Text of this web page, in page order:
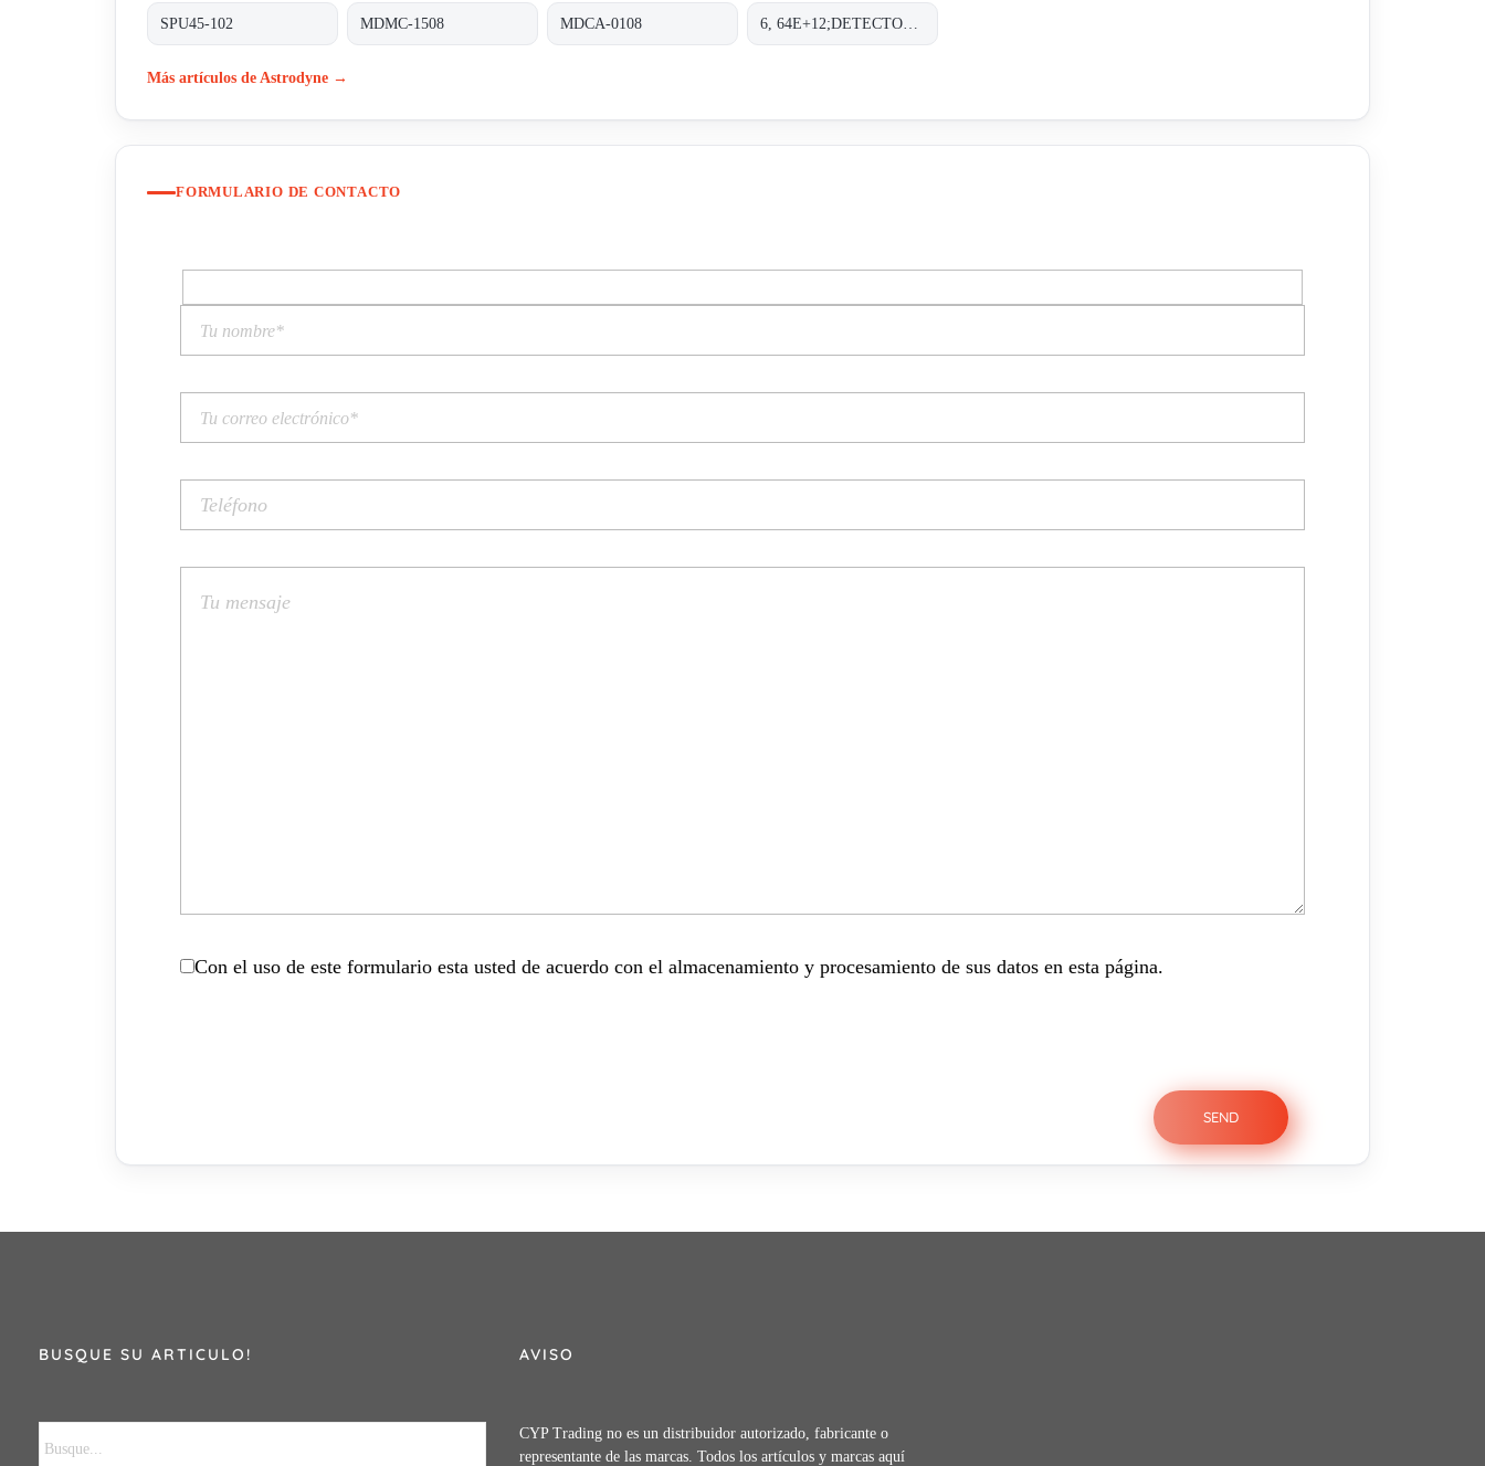
SPU45-102 MDMC-1508 MDCA-0108
Más artículos de Astrodyne →
FORMULARIO DE CONTACTO
Con el uso de este formulario esta usted de acuerdo con el almacenamiento y procesamiento de sus datos en esta página.
BUSQUE SU ARTICULO! AVISO
CYP Trading no es un distribuidor autorizado, fabricante o
representante de las marcas. Todos los artículos y marcas aquí